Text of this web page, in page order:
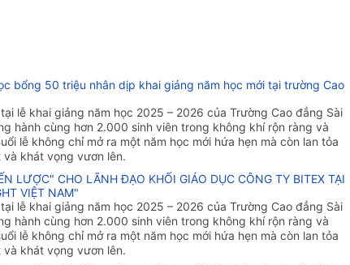
bổng 50 triệu nhân dịp khai giảng năm học mới tại trường Cao
lễ khai giảng năm học 2025 – 2026 của Trường Cao đẳng Sài
hành cùng hơn 2.000 sinh viên trong không khí rộn ràng và
lễ không chỉ mở ra một năm học mới hứa hẹn mà còn lan tỏa
khát vọng vươn lên.
LƯỢC" CHO LÃNH ĐẠO KHỐI GIÁO DỤC CÔNG TY BITEX TẠI
VIỆT NAM"
lễ khai giảng năm học 2025 – 2026 của Trường Cao đẳng Sài
hành cùng hơn 2.000 sinh viên trong không khí rộn ràng và
lễ không chỉ mở ra một năm học mới hứa hẹn mà còn lan tỏa
khát vọng vươn lên.